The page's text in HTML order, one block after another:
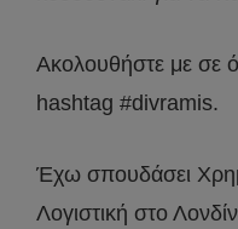
Ακολουθήστε με σε
hashtag #divramis.
Έχω σπουδάσει
Λογιστική στο